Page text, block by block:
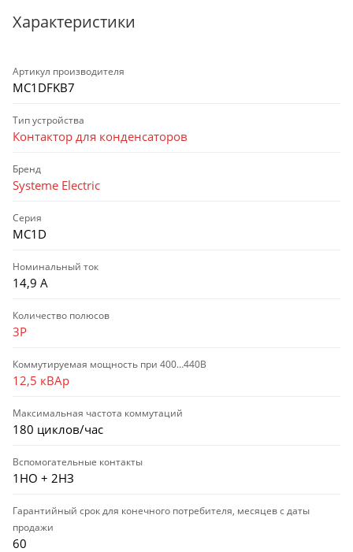
Характеристики
Артикул производителя
MC1DFKB7
Тип устройства
Контактор для конденсаторов
Бренд
Systeme Electric
Серия
MC1D
Номинальный ток
14,9 А
Количество полюсов
3P
Коммутируемая мощность при 400…440В
12,5 кВАр
Максимальная частота коммутаций
180 циклов/час
Вспомогательные контакты
1НО + 2НЗ
Гарантийный срок для конечного потребителя, месяцев с даты
продажи
60